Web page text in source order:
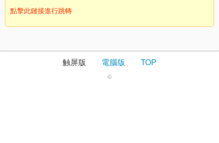
點擊此鏈接進行跳轉
触屏版 電腦版 TOP
©